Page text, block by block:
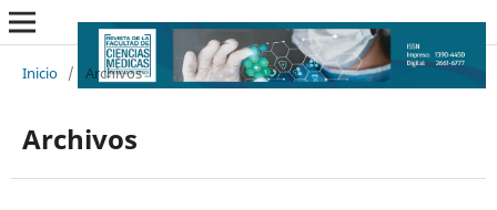
Inicio / Archivos
Archivos